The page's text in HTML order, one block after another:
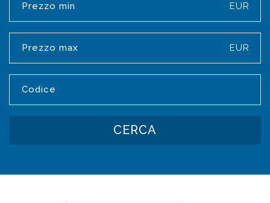
EUR
EUR
CERCA